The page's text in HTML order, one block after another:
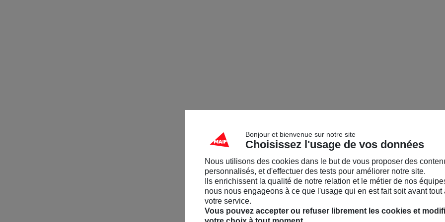
Bonjour et bienvenue sur notre site
Choisissez l'usage de vos données
Nous utilisons des cookies dans le but de vous proposer des
personnalisés, et d'effectuer des tests pour améliorer notre site.
Ils enrichissent la qualité de notre relation et le métier de nos
nous nous engageons à ce que l'usage qui en est fait soit avant tout
votre service.
Vous pouvez accepter ou refuser librement les cookies et